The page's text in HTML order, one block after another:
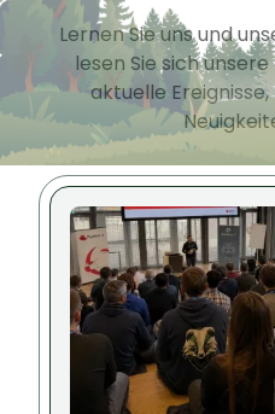
Lernen Sie uns und
lesen Sie sich
aktuelle